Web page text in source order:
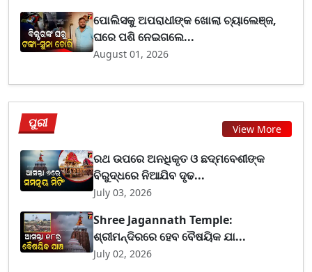
ପୋଲିସକୁ ଅପରାଧୀଙ୍କ ଖୋଲା ଚ୍ୟାଲେଞ୍ଜ,
ଘରେ ପଶି ନେଇଗଲେ...
August 01, 2026
ପୁରୀ View More
ରଥ ଉପରେ ଅନଧିକୃତ ଓ ଛଦ୍ମବେଶୀଙ୍କ
ବିରୁଦ୍ଧରେ ନିଆଯିବ ଦୃଢ...
July 03, 2026
Shree Jagannath Temple:
ଶ୍ରୀମନ୍ଦିରରେ ହେବ ବୈଷୟିକ ଯା...
July 02, 2026